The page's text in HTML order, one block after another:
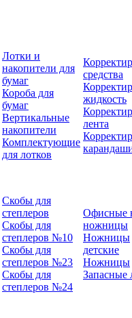
Лотки и
накопители для
бумаг
Короба для
бумаг
Вертикальные
накопители
Комплектующие
для лотков
средства
жидкость
лента
Скобы для
степлеров
Скобы для
степлеров №10
Скобы для
степлеров №23
Скобы для
степлеров №24
Офисные
ножницы
Ножницы
детские
Ножницы
Запасные